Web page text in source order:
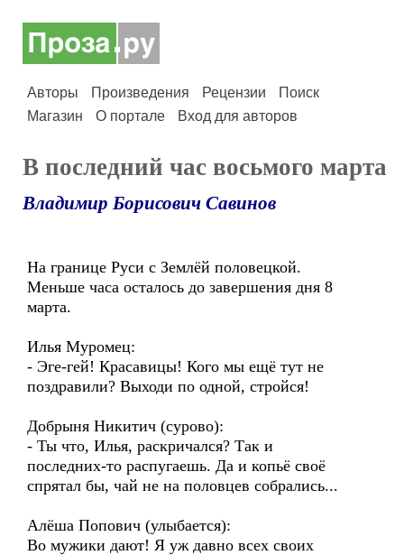
Авторы Произведения Рецензии
Поиск
Магазин
О портале Вход для авторов
В последний час восьмого марта
Владимир Борисович Савинов
На границе Руси с Землёй половецкой.
Меньше часа осталось до завершения дня 8
марта.
Илья Муромец:
- Эге-гей! Красавицы! Кого мы ещё тут не
поздравили? Выходи по одной, стройся!
Добрыня Никитич (сурово):
- Ты что, Илья, раскричался? Так и
последних-то распугаешь. Да и копьё своё
спрятал бы, чай не на половцев собрались...
Алёша Попович (улыбается):
Во мужики дают! Я уж давно всех своих